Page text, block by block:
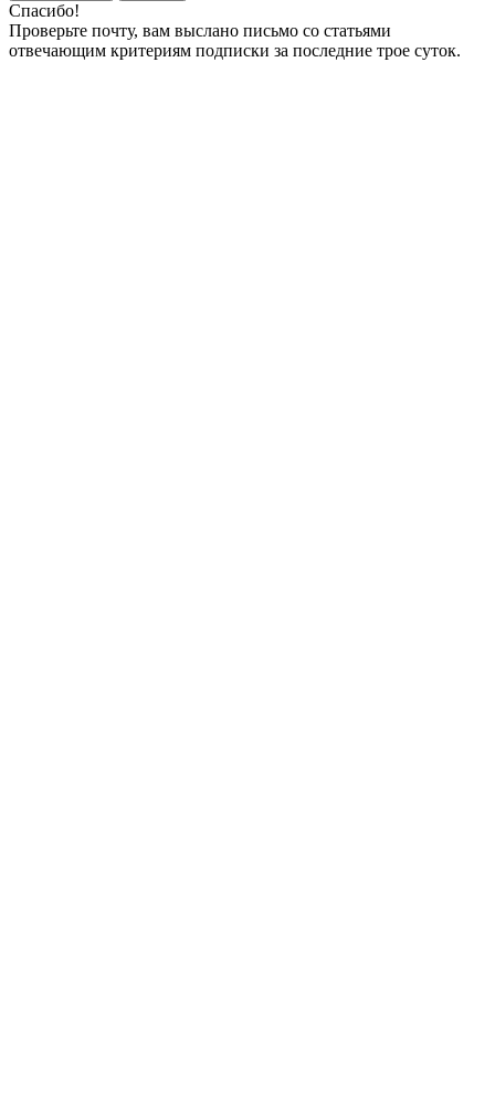
Спасибо!
Проверьте почту, вам выслано письмо со статьями
отвечающим критериям подписки за последние трое суток.